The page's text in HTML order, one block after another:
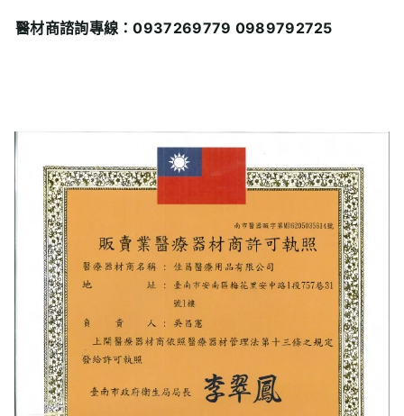
醫材商諮詢專線：0937269779 0989792725